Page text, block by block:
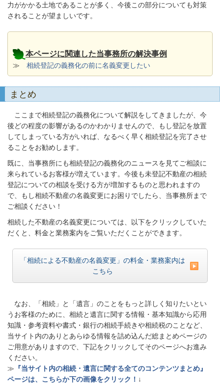
力がかかる土地であることが多く、今後この部分についても対策
されることが望ましいです。
本ページに関連した当事務所の解決事例
≫ 相続登記の義務化の前に名義変更したい
まとめ
ここまで相続登記の義務化について解説をしてきましたが、今
後どの程度の影響があるのかわかりませんので、もし登記を放置
してしまっている方がいれば、なるべく早く相続登記を完了させ
ることをお勧めします。
既に、当事務所にも相続登記の義務化のニュースを見てご相談に
来られているお客様が増えています。今後も未登記不動産の相続
登記についての相談を受ける方が増加するものと思われますの
で、もし相続不動産の名義変更にお困りでしたら、当事務所まで
ご相談ください！
相続した不動産の名義変更については、以下をクリックしていた
だくと、料金と業務案内をご覧いただくことができます。
「相続による不動産の名義変更」の料金・業務案内は
こちら
なお、「相続」と「遺言」のことをもっと詳しく知りたいとい
うお客様のために、相続と遺言に関する情報・基本知識から応用
知識・参考資料や書式・銀行の相続手続きや相続税のことなど、
当サイト内のありとあらゆる情報を詰め込んだ総まとめページの
ご用意がありますので、下記をクリックしてそのページへお進み
ください。
≫ 『当サイト内の相続・遺言に関する全てのコンテンツまとめ』
ページは、こちらか下の画像をクリック！ ↓